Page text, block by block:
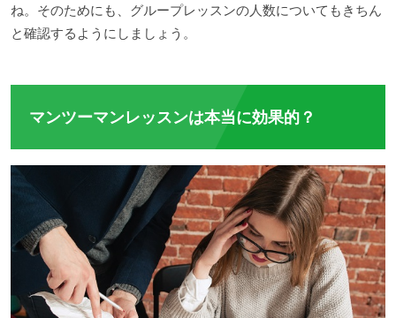
ね。そのためにも、グループレッスンの人数についてもきちん
と確認するようにしましょう。
マンツーマンレッスンは本当に効果的？